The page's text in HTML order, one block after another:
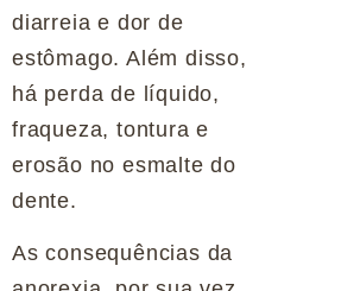
diarreia e dor de
estômago. Além disso,
há perda de líquido,
fraqueza, tontura e
erosão no esmalte do
dente.
As consequências da